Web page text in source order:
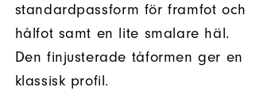
standardpassform för framfot och
hålfot samt en lite smalare häl.
Den finjusterade tåformen ger en
klassisk profil.